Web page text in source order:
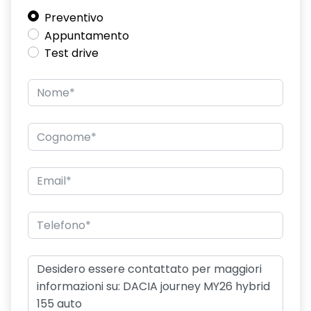
Commutatore airbag passeggero
Commutazione automatica abbaglianti/anabbaglianti
Design cerchi in lega diamantati TAGASAN
Driver Display digitale personalizzabile da 7"
Eco Mode, Start and Stop e indicatore di cambiamento
velocità
Emergency call soggetto alla disponibilità di rete
compatibile 2G/3G o 4G/5G in base al veicolo
Ganci Isofix sui posti laterali sul retro
Preventivo
Appuntamento
Test drive